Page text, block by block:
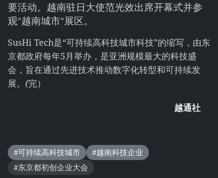
要活动。越南驻日大使范光效出席开幕式并参
观“越南城市”展区。
SusHi Tech是“可持续高科技城市科技”的缩写，由东
京都政府每年5月举办，是亚洲规模最大的科技盛
会，旨在通过先进技术推动数字化转型和可持续发
展。 (完）
越通社
#可持续高科技城市
#越南科技企业
#东京都初创企业大会